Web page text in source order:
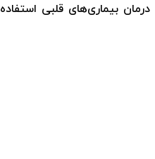
بیماری‌های قلبی استفاده